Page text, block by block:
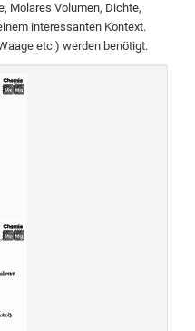
Molares Volumen, Dichte,
interessanten Kontext.
etc.) werden benötigt.